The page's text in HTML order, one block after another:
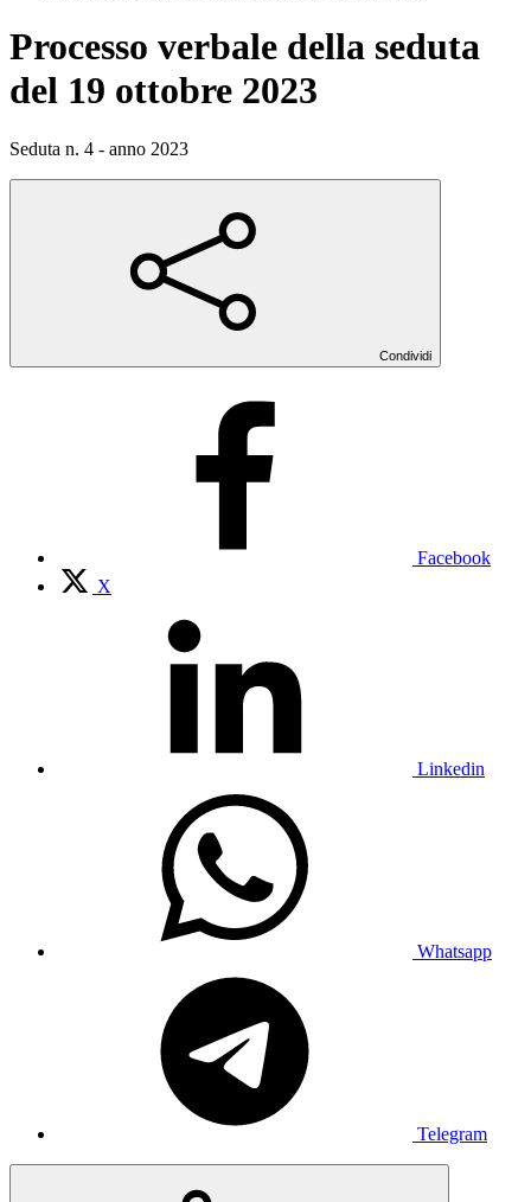
Processo verbale della seduta
del 19 ottobre 2023
Seduta n. 4 - anno 2023
Condividi
Facebook
X
Linkedin
Whatsapp
Telegram